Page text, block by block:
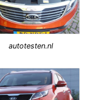
autotesten.nl